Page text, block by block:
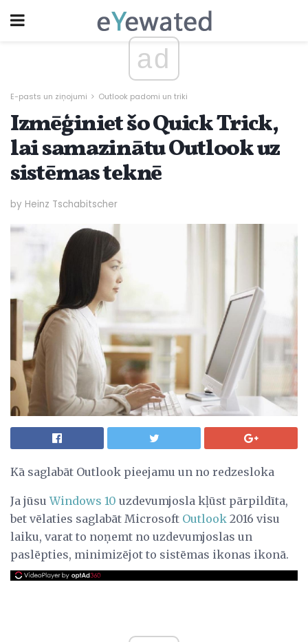
ad
E-pasts un ziņojumi Outlook padomi un triki
Izmēģiniet šo Quick Trick,
lai samazinātu Outlook uz
sistēmas teknē
by Heinz Tschabitscher
Kā saglabāt Outlook pieejamu un no redzesloka
Ja jūsuWindows 10 uzdevumjosla kļūst pārpildīta,
bet vēlaties saglabāt Microsoft Outlook 2016 visu
laiku, varat to noņemt no uzdevumjoslas un
paslēpties, minimizējot to sistēmas ikonas ikonā.